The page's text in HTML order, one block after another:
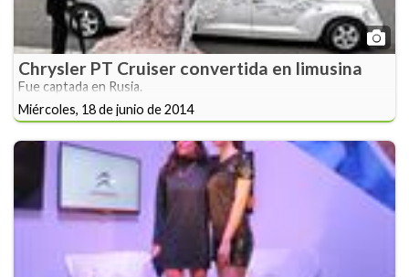
Chrysler PT Cruiser convertida en limusina
Fue captada en Rusia.
Miércoles, 18 de junio de 2014